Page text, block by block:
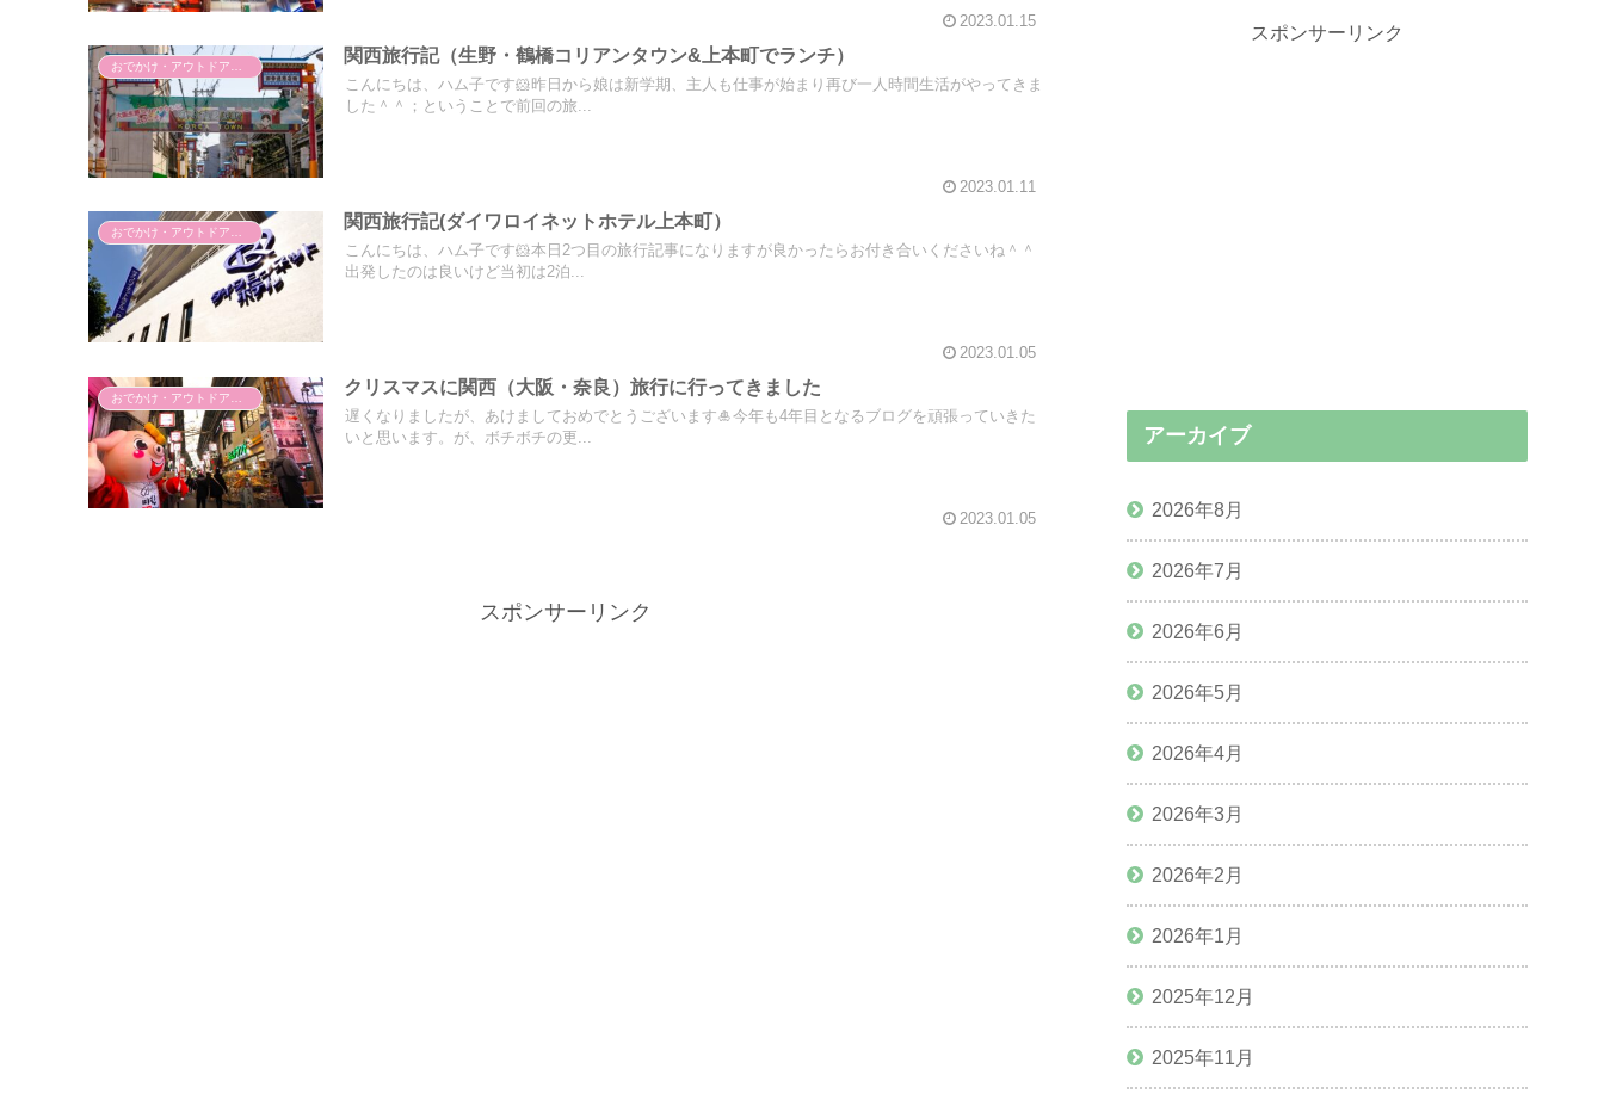
2023.01.15
関西旅行記（生野・鶴橋コリアンタウン&上本町でランチ）
こんにちは、ハム子です🐹昨日から娘は新学期、主人も仕事が始まり再び一人時間生活がやってきま
した＾＾；ということで前回の旅...
2023.01.11
関西旅行記(ダイワロイネットホテル上本町）
こんにちは、ハム子です🐹本日2つ目の旅行記事になりますが良かったらお付き合いくださいね＾＾
出発したのは良いけど当初は2泊...
2023.01.05
クリスマスに関西（大阪・奈良）旅行に行ってきました
遅くなりましたが、あけましておめでとうございます🎍今年も4年目となるブログを頑張っていきた
いと思います。が、ボチボチの更...
2023.01.05
スポンサーリンク
スポンサーリンク
アーカイブ
2026年8月
2026年7月
2026年6月
2026年5月
2026年4月
2026年3月
2026年2月
2026年1月
2025年12月
2025年11月